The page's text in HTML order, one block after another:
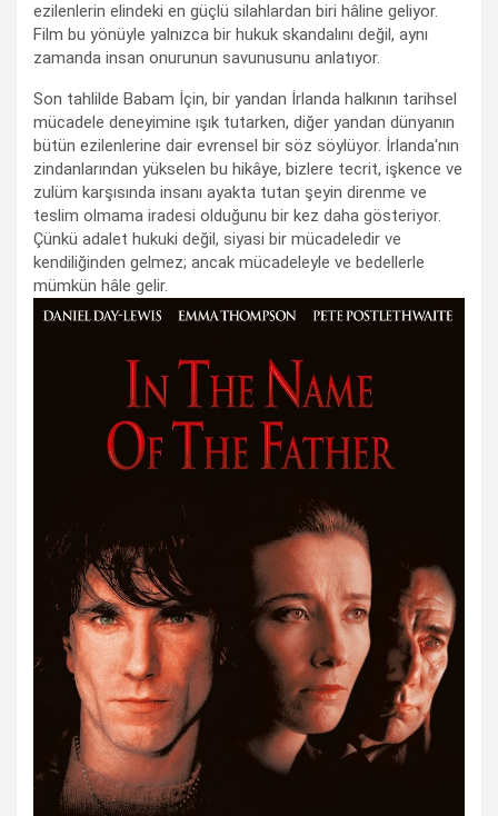
ezilenlerin elindeki en güçlü silahlardan biri hâline geliyor.
Film bu yönüyle yalnızca bir hukuk skandalını değil, aynı
zamanda insan onurunun savunusunu anlatıyor.
Son tahlilde Babam İçin, bir yandan İrlanda halkının tarihsel
mücadele deneyimine ışık tutarken, diğer yandan dünyanın
bütün ezilenlerine dair evrensel bir söz söylüyor. İrlanda'nın
zindanlarından yükselen bu hikâye, bizlere tecrit, işkence ve
zulüm karşısında insanı ayakta tutan şeyin direnme ve
teslim olmama iradesi olduğunu bir kez daha gösteriyor.
Çünkü adalet hukuki değil, siyasi bir mücadeledir ve
kendiliğinden gelmez; ancak mücadeleyle ve bedellerle
mümkün hâle gelir.